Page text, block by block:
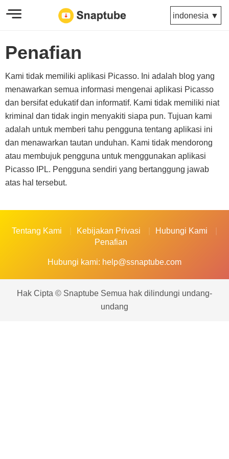
indonesia ▼
Penafian
Kami tidak memiliki aplikasi Picasso. Ini adalah blog yang
menawarkan semua informasi mengenai aplikasi Picasso
dan bersifat edukatif dan informatif. Kami tidak memiliki niat
kriminal dan tidak ingin menyakiti siapa pun. Tujuan kami
adalah untuk memberi tahu pengguna tentang aplikasi ini
dan menawarkan tautan unduhan. Kami tidak mendorong
atau membujuk pengguna untuk menggunakan aplikasi
Picasso IPL. Pengguna sendiri yang bertanggung jawab
atas hal tersebut.
Tentang Kami Kebijakan Privasi
Hubungi Kami
Penafian
Hubungi kami: help@ssnaptube.com
Hak Cipta © Snaptube Semua hak dilindungi undang-
undang